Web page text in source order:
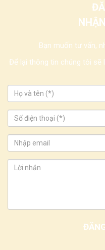
Bạn muốn tư vấn,
Để lại thông tin chúng tôi sẽ